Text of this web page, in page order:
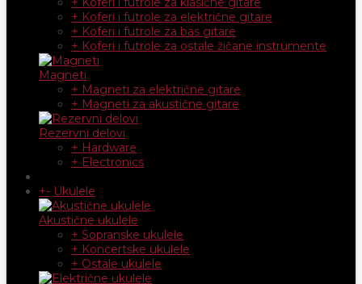
+ Koferi i futrole za električne gitare
+ Koferi i futrole za bas gitare
+ Koferi i futrole za ostale žičane instrumente
Magneti
+ Magneti za električne gitare
+ Magneti za akustične gitare
Rezervni delovi
+ Hardware
+ Electronics
+- Ukulele
Akustične ukulele
+ Sopranske ukulele
+ Koncertske ukulele
+ Ostale ukulele